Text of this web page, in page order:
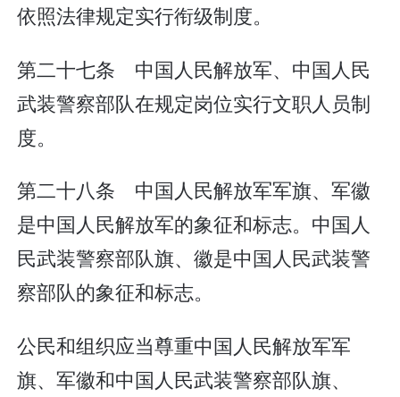
依照法律规定实行衔级制度。
第二十七条 中国人民解放军、中国人民
武装警察部队在规定岗位实行文职人员制
度。
第二十八条 中国人民解放军军旗、军徽
是中国人民解放军的象征和标志。中国人
民武装警察部队旗、徽是中国人民武装警
察部队的象征和标志。
公民和组织应当尊重中国人民解放军军
旗、军徽和中国人民武装警察部队旗、